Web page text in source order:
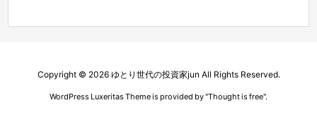
Copyright © 2026 ゆとり世代の投資家jun All Rights Reserved.
WordPress Luxeritas Theme is provided by "Thought is free".